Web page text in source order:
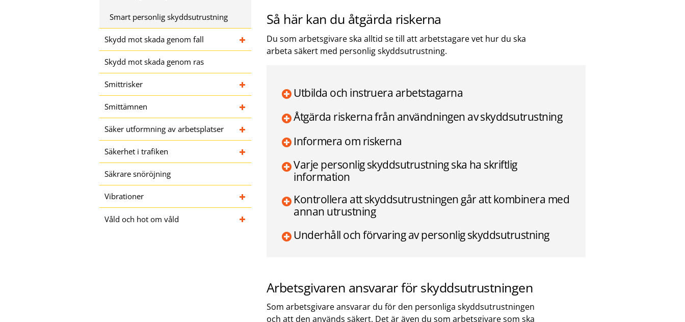
Smart personlig skyddsutrustning
Skydd mot skada genom fall
Skydd mot skada genom ras
Smittrisker
Smittämnen
Säker utformning av arbetsplatser
Säkerhet i trafiken
Säkrare snöröjning
Vibrationer
Våld och hot om våld
Så här kan du åtgärda riskerna
Du som arbetsgivare ska alltid se till att arbetstagare vet hur du ska
arbeta säkert med personlig skyddsutrustning.
Utbilda och instruera arbetstagarna
Åtgärda riskerna från användningen av skyddsutrustning
Informera om riskerna
Varje personlig skyddsutrustning ska ha skriftlig
information
Kontrollera att skyddsutrustningen går att kombinera med
annan utrustning
Underhåll och förvaring av personlig skyddsutrustning
Arbetsgivaren ansvarar för skyddsutrustningen
Som arbetsgivare ansvarar du för den personliga skyddsutrustningen
och att den används säkert. Det är även du som arbetsgivare som ska